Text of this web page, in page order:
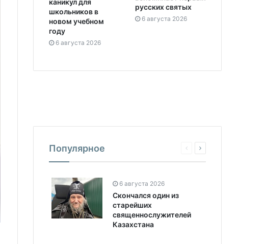
каникул для
школьников в
новом учебном
году
6 августа 2026
русских святых
6 августа 2026
Популярное
6 августа 2026
Скончался один из
старейших
священнослужителей
Казахстана